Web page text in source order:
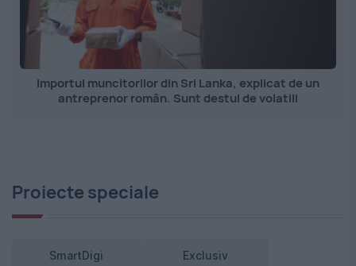
Importul muncitorilor din Sri Lanka, explicat de un
antreprenor român. Sunt destul de volatili
Proiecte speciale
SmartDigi Exclusiv